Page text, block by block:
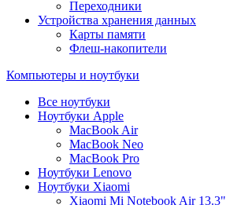
Переходники
Устройства хранения данных
Карты памяти
Флеш-накопители
Компьютеры и ноутбуки
Все ноутбуки
Ноутбуки Apple
MacBook Air
MacBook Neo
MacBook Pro
Ноутбуки Lenovo
Ноутбуки Xiaomi
Xiaomi Mi Notebook Air 13.3"